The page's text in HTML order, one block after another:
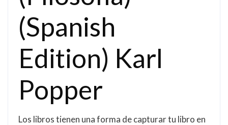
(Spanish
Edition) Karl
Popper
Los libros tienen una forma de capturar tu libro en